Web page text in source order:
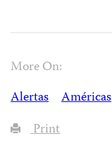
More On:
Alertas
Américas
Print